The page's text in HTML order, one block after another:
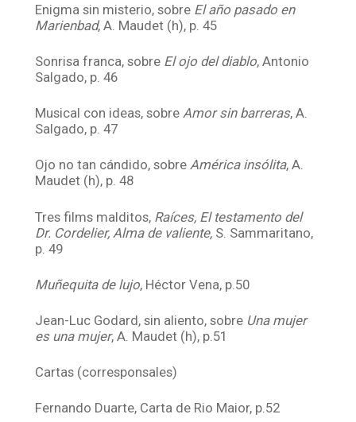
Enigma sin misterio, sobre El año pasado en
Marienbad, A. Maudet (h), p. 45
Sonrisa franca, sobre El ojo del diablo, Antonio
Salgado, p. 46
Musical con ideas, sobre Amor sin barreras, A.
Salgado, p. 47
Ojo no tan cándido, sobreAmérica insólita, A.
Maudet (h), p. 48
Tres films malditos, Raíces, El testamento del
Dr. Cordelier, Alma de valiente, S. Sammaritano,
p. 49
Muñequita de lujo, Héctor Vena, p.50
Jean-Luc Godard, sin aliento, sobre Una mujer
es una mujer, A. Maudet (h), p.51
Cartas (corresponsales)
Fernando Duarte, Carta de Rio Maior, p.52